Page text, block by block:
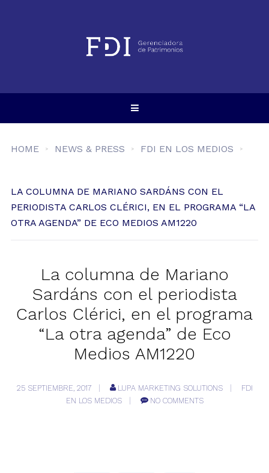
HOME NEWS & PRESS FDI EN LOS MEDIOS
LA COLUMNA DE MARIANO SARDÁNS CON EL
PERIODISTA CARLOS CLÉRICI, EN EL PROGRAMA “LA
OTRA AGENDA” DE ECO MEDIOS AM1220
La columna de Mariano
Sardáns con el periodista
Carlos Clérici, en el programa
“La otra agenda” de Eco
Medios AM1220
25 SEPTIEMBRE, 2017 LUPA MARKETING SOLUTIONS
FDI
EN LOS MEDIOS
NO COMMENTS